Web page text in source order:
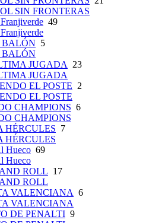
SIN FRONTERAS
49
5
JUGADA
23
JUGADA
EL POSTE 2
EL POSTE
CHAMPIONS 6
CHAMPIONS
HÉRCULES 7
HÉRCULES
Hueco 69
Hueco
ROLL 17
ROLL
VALENCIANA 6
VALENCIANA
DE PENALTI 9